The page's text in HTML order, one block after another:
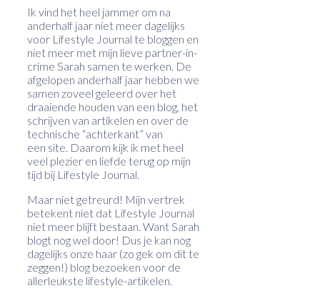
Ik vind het heel jammer om na
anderhalf jaar niet meer dagelijks
voor Lifestyle Journal te bloggen en
niet meer met mijn lieve partner-in-
crime Sarah samen te werken. De
afgelopen anderhalf jaar hebben we
samen zoveel geleerd over het
draaiende houden van een blog, het
schrijven van artikelen en over de
technische “achterkant” van
een site. Daarom kijk ik met heel
veel plezier en liefde terug op mijn
tijd bij Lifestyle Journal.
Maar niet getreurd! Mijn vertrek
betekent niet dat Lifestyle Journal
niet meer blijft bestaan. Want Sarah
blogt nog wel door! Dus je kan nog
dagelijks onze haar (zo gek om dit te
zeggen!) blog bezoeken voor de
allerleukste lifestyle-artikelen.